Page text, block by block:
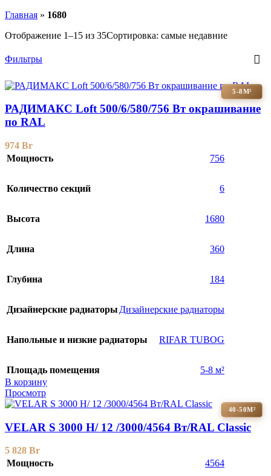
Главная » 1680
Отображение 1–15 из 35Сортировка: самые недавние
Фильтры
5-8М²
РАДИМАКС Loft 500/6/580/756 Вт окрашивание
по RAL
974 Br
Мощность
756
Количество секций 6
Высота 1680
Длина 360
Глубина 184
Дизайнерские радиаторы Дизайнерские радиаторы
Напольные и низкие радиаторы RIFAR TUBOG
Площадь помещения
5-8 м²
В корзину
Просмотр
40-50М²
VELAR S 3000 H/ 12 /3000/4564 Вт/RAL Classic
5 828 Br
Мощность
4564